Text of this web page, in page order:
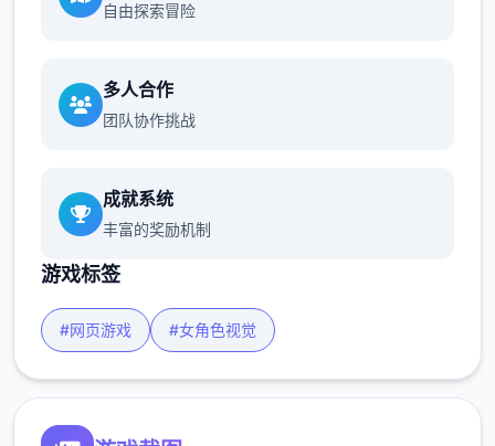
自由探索冒险
多人合作
团队协作挑战
成就系统
丰富的奖励机制
游戏标签
#网页游戏 #女角色视觉